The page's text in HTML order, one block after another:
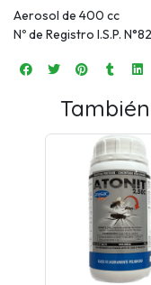
Aerosol de 400 cc
Nº de Registro I.S.P.